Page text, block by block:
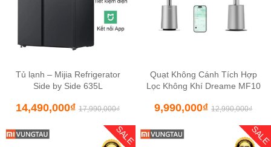
Tủ lạnh – Mijia Refrigerator
Side by Side 635L
14,490,000₫ 17,990,000₫
Quạt Không Cánh Tích Hợp
Lọc Không Khí Dreame MF10
9,990,000₫ 12,990,000₫
SALE SALE